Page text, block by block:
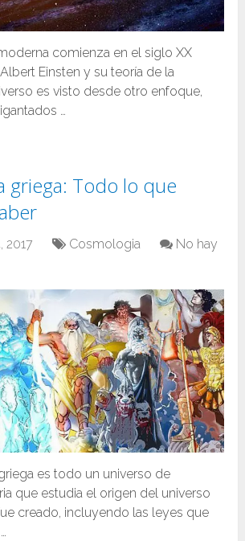
comienza en el siglo XX
Einsten y su teoría de la
es visto desde otro enfoque,
…
griega: Todo lo que
2017 Cosmologia
No hay
es todo un universo de
que estudia el origen del universo
creado, incluyendo las leyes que